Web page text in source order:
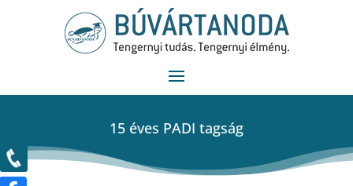
15 éves PADI tagság